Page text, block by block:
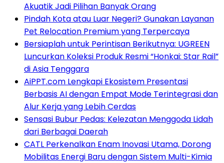
Akuatik Jadi Pilihan Banyak Orang
Pindah Kota atau Luar Negeri? Gunakan Layanan
Pet Relocation Premium yang Terpercaya
Bersiaplah untuk Perintisan Berikutnya: UGREEN
Luncurkan Koleksi Produk Resmi “Honkai: Star Rail”
di Asia Tenggara
AiPPT.com Lengkapi Ekosistem Presentasi
Berbasis AI dengan Empat Mode Terintegrasi dan
Alur Kerja yang Lebih Cerdas
Sensasi Bubur Pedas: Kelezatan Menggoda Lidah
dari Berbagai Daerah
CATL Perkenalkan Enam Inovasi Utama, Dorong
Mobilitas Energi Baru dengan Sistem Multi-Kimia